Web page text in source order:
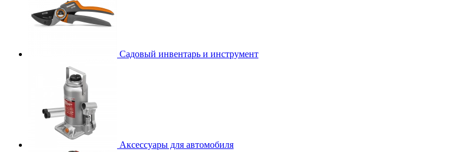
Садовый инвентарь и инструмент
Аксессуары для автомобиля